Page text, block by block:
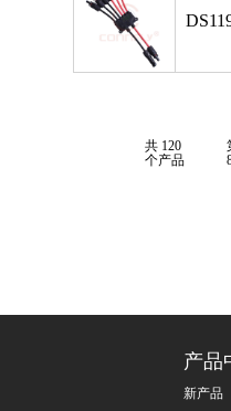
共 120
个产品
产品
新产品